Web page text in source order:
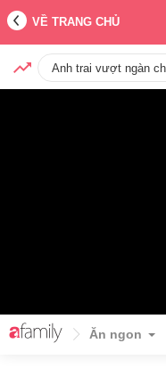
VỀ TRANG CHỦ
Anh trai vượt ngàn
Ăn ngon